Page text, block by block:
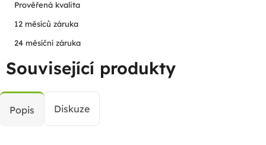
Prověřená kvalita
12 měsíců záruka
24 měsíční záruka
Související produkty
Popis Diskuze